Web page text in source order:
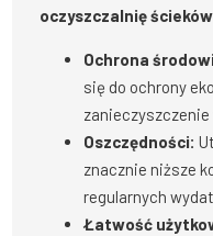
oczyszczalnię
Ochrona
się do ochrony
zanieczyszczenie
Oszczędności:
znacznie niższe
regularnych
Łatwość